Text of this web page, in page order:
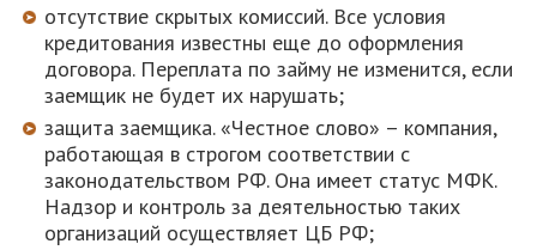
отсутствие скрытых комиссий. Все условия
кредитования известны еще до оформления
договора. Переплата по займу не изменится, если
заемщик не будет их нарушать;
защита заемщика. «Честное слово» – компания,
работающая в строгом соответствии с
законодательством РФ. Она имеет статус МФК.
Надзор и контроль за деятельностью таких
организаций осуществляет ЦБ РФ;